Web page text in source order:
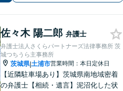
婚・不倫｜交通事故｜相続｜刑事｜企
業法務】
佐々木 陽二郎 弁護士
弁護士法人さくらパートナーズ法律事務所 茨
城つちうら主事務所
茨城県|土浦市営業時間：本日定休日
【近隣駐車場あり】茨城県南地域密着
の弁護士【相続・遺言】泥沼化した状